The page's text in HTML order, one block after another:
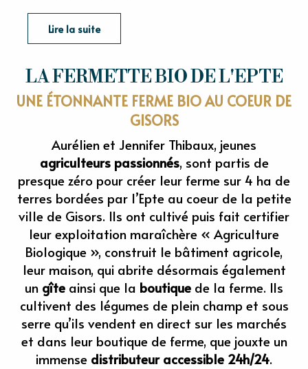
Lire la suite
LA FERMETTE BIO DE L'EPTE
UNE ÉTONNANTE FERME BIO AU COEUR DE
GISORS
Aurélien et Jennifer Thibaux, jeunes
agriculteurs passionnés, sont partis de
presque zéro pour créer leur ferme sur 4 ha de
terres bordées par l’Epte au coeur de la petite
ville de Gisors. Ils ont cultivé puis fait certifier
leur exploitation maraîchère « Agriculture
Biologique », construit le bâtiment agricole,
leur maison, qui abrite désormais également
un gîte ainsi que la boutique de la ferme. Ils
cultivent des légumes de plein champ et sous
serre qu’ils vendent en direct sur les marchés
et dans leur boutique de ferme, que jouxte un
immense distributeur accessible 24h/24.